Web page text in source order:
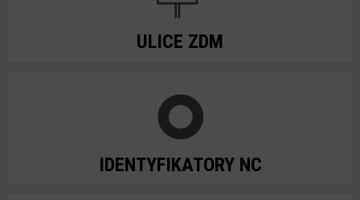
ULICE ZDM
IDENTYFIKATORY NC